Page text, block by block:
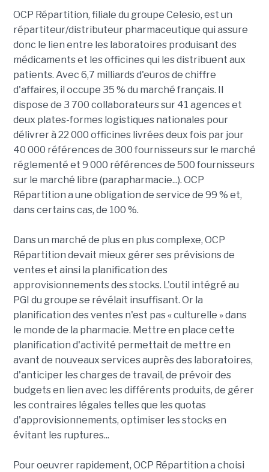
OCP Répartition, filiale du groupe Celesio, est un
répartiteur/distributeur pharmaceutique qui assure
donc le lien entre les laboratoires produisant des
médicaments et les officines qui les distribuent aux
patients. Avec 6,7 milliards d'euros de chiffre
d'affaires, il occupe 35 % du marché français. Il
dispose de 3 700 collaborateurs sur 41 agences et
deux plates-formes logistiques nationales pour
délivrer à 22 000 officines livrées deux fois par jour
40 000 références de 300 fournisseurs sur le marché
réglementé et 9 000 références de 500 fournisseurs
sur le marché libre (parapharmacie...). OCP
Répartition a une obligation de service de 99 % et,
dans certains cas, de 100 %.
Dans un marché de plus en plus complexe, OCP
Répartition devait mieux gérer ses prévisions de
ventes et ainsi la planification des
approvisionnements des stocks. L'outil intégré au
PGI du groupe se révélait insuffisant. Or la
planification des ventes n'est pas « culturelle » dans
le monde de la pharmacie. Mettre en place cette
planification d'activité permettait de mettre en
avant de nouveaux services auprès des laboratoires,
d'anticiper les charges de travail, de prévoir des
budgets en lien avec les différents produits, de gérer
les contraires légales telles que les quotas
d'approvisionnements, optimiser les stocks en
évitant les ruptures...
Pour oeuvrer rapidement, OCP Répartition a choisi